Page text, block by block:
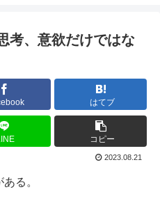
考、意欲だけではな
はてブ
コピー
2023.08.21
る。